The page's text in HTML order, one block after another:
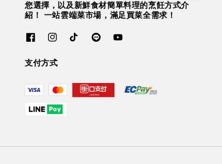
您選擇，以及新鮮食材簡單料理的烹飪方式介
紹！ 一站雲端菜市場，滿足買菜全需求！
支付方式